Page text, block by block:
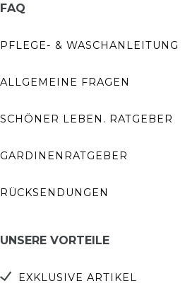
FAQ
PFLEGE- & WASCHANLEITUNG
ALLGEMEINE FRAGEN
SCHÖNER LEBEN. RATGEBER
GARDINENRATGEBER
RÜCKSENDUNGEN
UNSERE VORTEILE
EXKLUSIVE ARTIKEL